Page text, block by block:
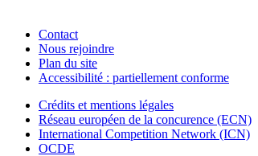
Contact
Nous rejoindre
Plan du site
Accessibilité : partiellement conforme
Crédits et mentions légales
Réseau européen de la concurence (ECN)
International Competition Network (ICN)
OCDE